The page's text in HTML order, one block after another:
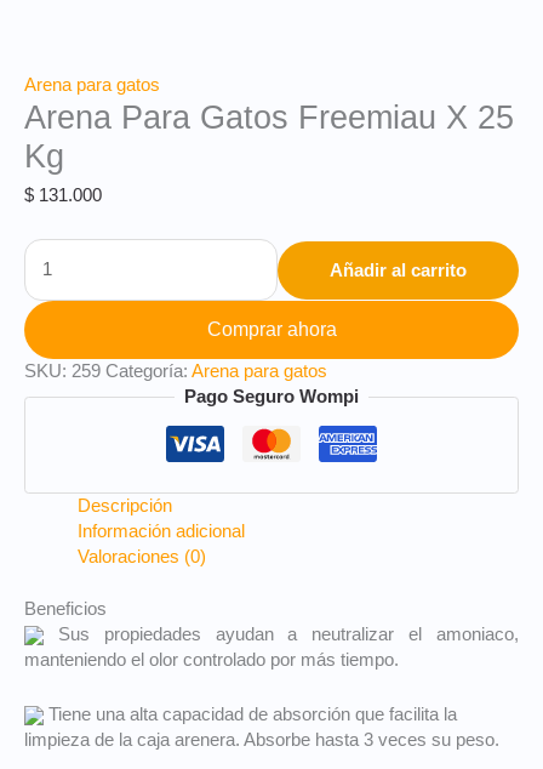
Arena para gatos
Arena Para Gatos Freemiau X 25
Kg
$ 131.000
Añadir al carrito
Comprar ahora
SKU: 259 Categoría: Arena para gatos
Pago Seguro Wompi
Descripción
Información adicional
Valoraciones (0)
Beneficios
Sus propiedades ayudan a neutralizar el amoniaco,
manteniendo el olor controlado por más tiempo.
Tiene una alta capacidad de absorción que facilita la
limpieza de la caja arenera. Absorbe hasta 3 veces su peso.